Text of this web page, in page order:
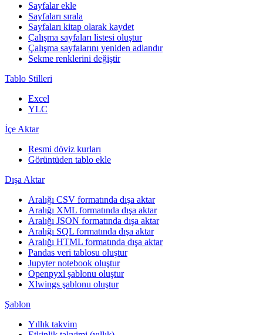
Sayfalar ekle
Sayfaları sırala
Sayfaları kitap olarak kaydet
Çalışma sayfaları listesi oluştur
Çalışma sayfalarını yeniden adlandır
Sekme renklerini değiştir
Tablo Stilleri
Excel
YLC
İçe Aktar
Resmi döviz kurları
Görüntüden tablo ekle
Dışa Aktar
Aralığı CSV formatında dışa aktar
Aralığı XML formatında dışa aktar
Aralığı JSON formatında dışa aktar
Aralığı SQL formatında dışa aktar
Aralığı HTML formatında dışa aktar
Pandas veri tablosu oluştur
Jupyter notebook oluştur
Openpyxl şablonu oluştur
Xlwings şablonu oluştur
Şablon
Yıllık takvim